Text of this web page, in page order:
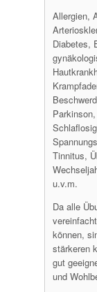
Allergien,
Diabetes,
Tinnitus,
u.v.m.
Da alle
können,
stärkeren
gut
und